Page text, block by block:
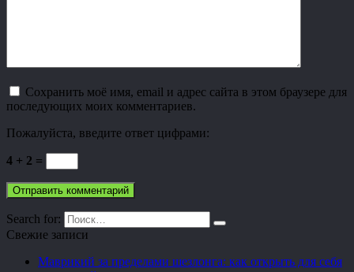
Сохранить моё имя, email и адрес сайта в этом браузере для
последующих моих комментариев.
Пожалуйста, введите ответ цифрами:
4 + 2 =
Search for:
Свежие записи
Маврикий за пределами шезлонга: как открыть для себя